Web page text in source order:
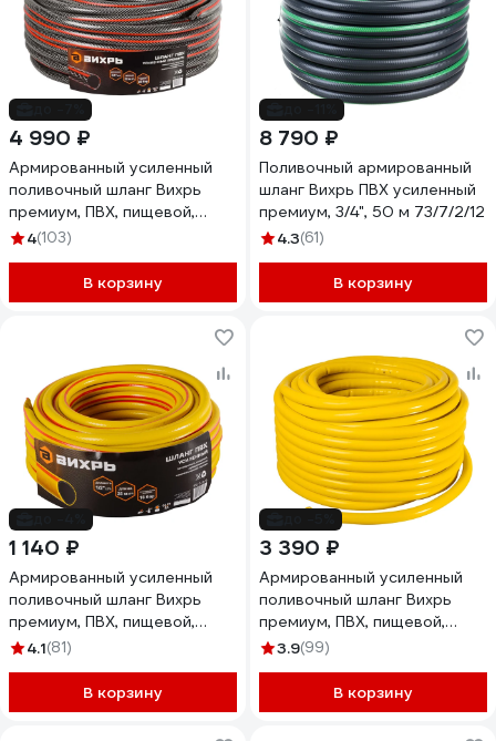
4 990 ₽
Армированный усиленный
поливочный шланг Вихрь
премиум, ПВХ, пищевой,
трехслойный, 3/4", 50 м
4(103)
В корзину
8 790 ₽
Поливочный армированный
шланг Вихрь ПВХ усиленный
премиум, 3/4", 50 м 73/7/2/12
4.3(61)
В корзину
1 140 ₽
Армированный усиленный
поливочный шланг Вихрь
премиум, ПВХ, пищевой,
трехслойный, 1/2", 25 м,
4.1(81)
В корзину
3 390 ₽
Армированный усиленный
поливочный шланг Вихрь
премиум, ПВХ, пищевой,
трехслойный, 3/4", 50 м,
3.9(99)
В корзину